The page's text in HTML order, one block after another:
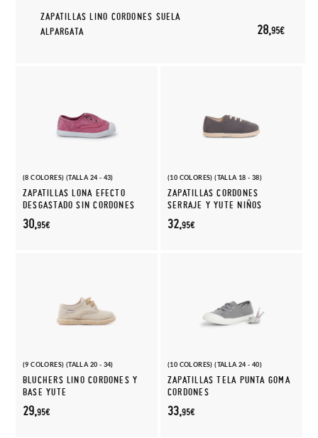
ZAPATILLAS LINO CORDONES SUELA
ALPARGATA
28,95€
(8 COLORES) (TALLA 24 - 43)
ZAPATILLAS LONA EFECTO
DESGASTADO SIN CORDONES
30,95€
(10 COLORES) (TALLA 18 - 38)
ZAPATILLAS CORDONES
SERRAJE Y YUTE NIÑOS
32,95€
(9 COLORES) (TALLA 20 - 34)
BLUCHERS LINO CORDONES Y
BASE YUTE
29,95€
(10 COLORES) (TALLA 24 - 40)
ZAPATILLAS TELA PUNTA GOMA
CORDONES
33,95€